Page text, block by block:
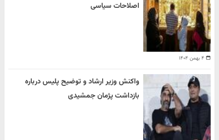
۴ بهمن ۱۴۰۴
اصلاحات سیاسی
واکنش وزیر ارشاد و توضیح پلیس درباره
بازداشت پژمان جمشیدی